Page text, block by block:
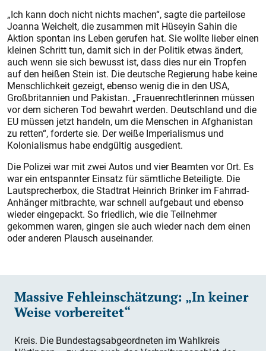
„Ich kann doch nicht nichts machen“, sagte die parteilose
Joanna Weichelt, die zusammen mit Hüseyin Sahin die
Aktion spontan ins Leben gerufen hat. Sie wollte lieber einen
kleinen Schritt tun, damit sich in der Politik etwas ändert,
auch wenn sie sich bewusst ist, dass dies nur ein Tropfen
auf den heißen Stein ist. Die deutsche Regierung habe keine
Menschlichkeit gezeigt, ebenso wenig die in den USA,
Großbritannien und Pakistan. „Frauenrechtlerinnen müssen
vor dem sicheren Tod bewahrt werden. Deutschland und die
EU müssen jetzt handeln, um die Menschen in Afghanistan
zu retten“, forderte sie. Der weiße Imperialismus und
Kolonialismus habe endgültig ausgedient.
Die Polizei war mit zwei Autos und vier Beamten vor Ort. Es
war ein entspannter Einsatz für sämtliche Beteiligte. Die
Lautsprecherbox, die Stadtrat Heinrich Brinker im Fahrrad-
Anhänger mitbrachte, war schnell aufgebaut und ebenso
wieder eingepackt. So friedlich, wie die Teilnehmer
gekommen waren, gingen sie auch wieder nach dem einen
oder anderen Plausch auseinander.
Massive Fehleinschätzung: „In keiner
Weise vorbereitet“
Kreis. Die Bundestagsabgeordneten im Wahlkreis